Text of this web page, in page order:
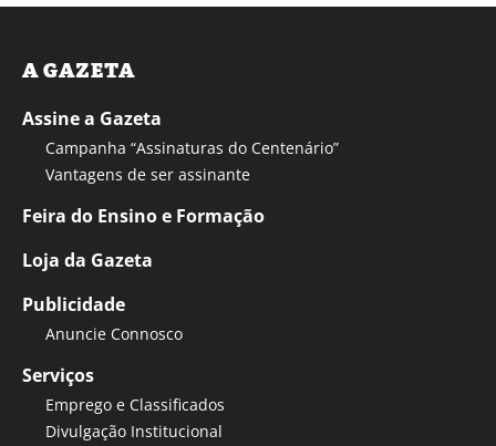
A GAZETA
Assine a Gazeta
Campanha “Assinaturas do Centenário”
Vantagens de ser assinante
Feira do Ensino e Formação
Loja da Gazeta
Publicidade
Anuncie Connosco
Serviços
Emprego e Classificados
Divulgação Institucional